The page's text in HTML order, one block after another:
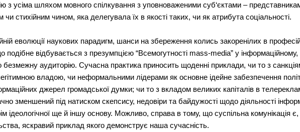
з усіма шляхом мовного спілкування з уповноваженими суб‘єктами –
чи стихійним чином, яка делегувала їх в якості таких, чи як атрибута соціальності.
еволюції наукових парадигм, шанси на збереження колись закоренілих в
подібне відбувається з презумпцією “Всемогутності mass-media” у інформаційному,
безмежну аудиторію. Сучасна практика приносить щоденні приклади, чи то з
владою, чи неформальними лідерами як основне ідейне забезпечення
джерел громадської думки; чи то з вкладом великих капіталів в
зменшений під натиском скепсису, недовіри та байдужості щодо діяльності
ідеологічної ще й іншу основу. Можливо, справа в тому, що суспільна комунікація є,
яскравий приклад якого демонструє наша сучасність.